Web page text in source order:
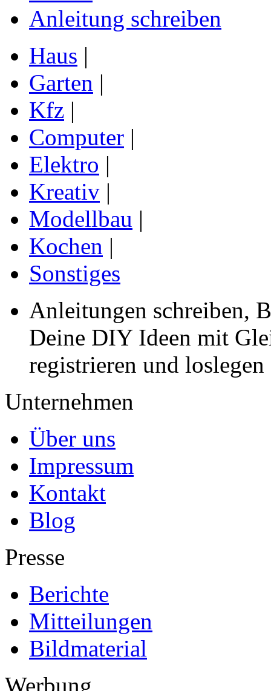
Anleitung schreiben
Haus |
Garten |
Kfz |
Computer |
Elektro |
Kreativ |
Modellbau |
Kochen |
Sonstiges
Anleitungen schreiben,
Deine DIY Ideen mit
registrieren und loslegen
Unternehmen
Über uns
Impressum
Kontakt
Blog
Presse
Berichte
Mitteilungen
Bildmaterial
Werbung